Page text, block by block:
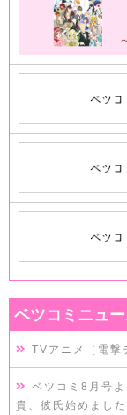
ベツコミニュー
TVアニメ［電撃
ベツコミ8月号
貴、彼氏始めまし